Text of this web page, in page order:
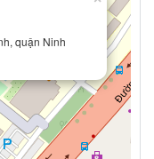
quận Ninh